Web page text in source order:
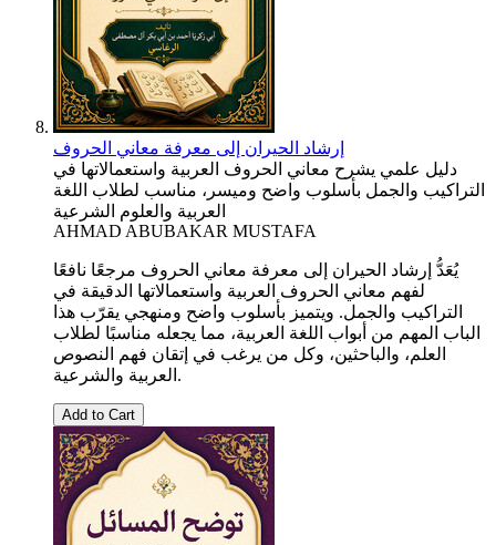
إرشاد الحيران إلى معرفة معاني الحروف
دليل علمي يشرح معاني الحروف العربية واستعمالاتها في
التراكيب والجمل بأسلوب واضح وميسر، مناسب لطلاب اللغة
العربية والعلوم الشرعية
AHMAD ABUBAKAR MUSTAFA
يُعَدُّ إرشاد الحيران إلى معرفة معاني الحروف مرجعًا نافعًا
لفهم معاني الحروف العربية واستعمالاتها الدقيقة في
التراكيب والجمل. ويتميز بأسلوب واضح ومنهجي يقرّب هذا
الباب المهم من أبواب اللغة العربية، مما يجعله مناسبًا لطلاب
العلم، والباحثين، وكل من يرغب في إتقان فهم النصوص
العربية والشرعية.
Add to Cart